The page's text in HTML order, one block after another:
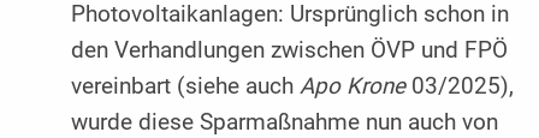
Photovoltaikanlagen: Ursprünglich schon in
den Verhandlungen zwischen ÖVP und FPÖ
vereinbart (siehe auch Apo Krone03/2025),
wurde diese Sparmaßnahme nun auch von